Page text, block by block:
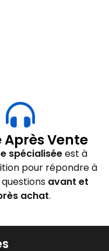
Après Vente
spécialiséeest à
pour répondre à
avant et
achat.